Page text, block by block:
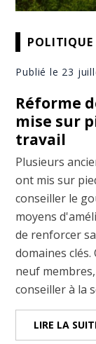
POLITIQUE
Publié le 23
Réforme
mise sur
travail
Plusieurs
ont mis sur
conseiller le
moyens
de renforcer
domaines
neuf
conseiller à la
LIRE LA